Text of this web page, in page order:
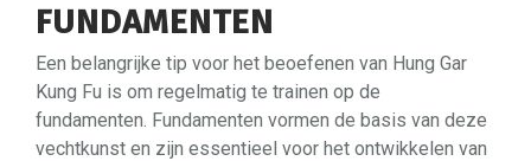
FUNDAMENTEN
Een belangrijke tip voor het beoefenen van Hung Gar
Kung Fu is om regelmatig te trainen op de
fundamenten. Fundamenten vormen de basis van deze
vechtkunst en zijn essentieel voor het ontwikkelen van